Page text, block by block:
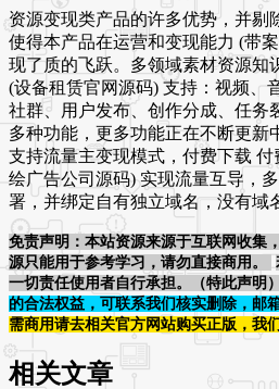
资源变现类产品的许多优势，并剔
使得本产品在运营和变现能力 (带
现了质的飞跃。多领域素材资源知
(设备租赁官网源码) 支持：视频、
社群、用户发布、创作分成、任务
多种功能，更多功能正在不断更
支持流量主变现模式，付费下载
绘广告公司源码) 实现流量互导，
署，并绑定自有独立域名，没有域
免责声明：本站资源来源于互联网收集
源只能用于参考学习，请勿直接商用。
一切责任使用者自行承担。（特此声明）
的合法权益，可联系我们核实删除，邮
需商用请去相关官方网站购买正版，我
相关文章